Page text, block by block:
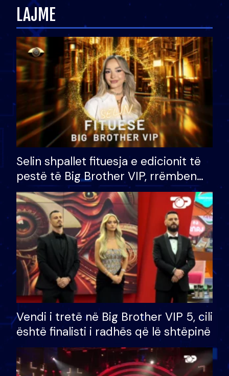
LAJME
Selin shpallet fituesja e edicionit të
pestë të Big Brother VIP, rrëmben
çmimin e madh prej 100 mijë eurosh
Vendi i tretë në Big Brother VIP 5, cili
është finalisti i radhës që lë shtëpinë